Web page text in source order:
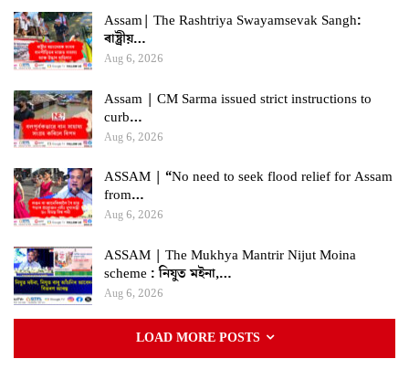
Assam| The Rashtriya Swayamsevak Sangh:
ৰাষ্ট্ৰীয়…
Aug 6, 2026
Assam | CM Sarma issued strict instructions to
curb…
Aug 6, 2026
ASSAM | “No need to seek flood relief for Assam
from…
Aug 6, 2026
ASSAM | The Mukhya Mantrir Nijut Moina
scheme : নিযুত মইনা,…
Aug 6, 2026
LOAD MORE POSTS